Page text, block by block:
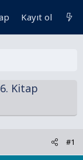
Kayıt ol
Kitap
#1